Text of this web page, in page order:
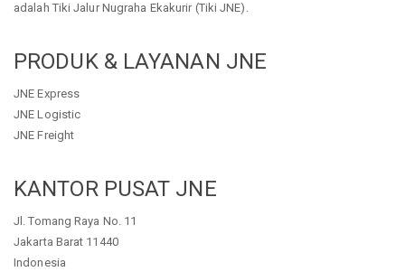
adalah Tiki Jalur Nugraha Ekakurir (Tiki JNE).
PRODUK & LAYANAN JNE
JNE Express
JNE Logistic
JNE Freight
KANTOR PUSAT JNE
Jl. Tomang Raya No. 11
Jakarta Barat 11440
Indonesia